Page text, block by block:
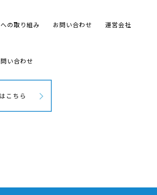
の取り組み お問い合わせ 運営会社
い合わせ